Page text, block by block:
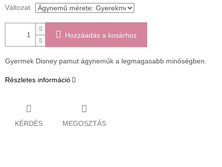
Változat
Hozzáadás a kosárhoz
Gyermek Disney pamut ágyneműk a legmagasabb minőségben.
Részletes információ
KÉRDÉS MEGOSZTÁS